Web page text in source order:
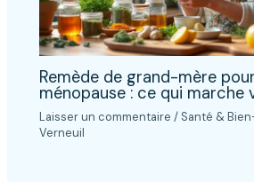
Remède de grand-mère
ménopause : ce qui marche
Laisser un commentaire / Santé &
Verneuil